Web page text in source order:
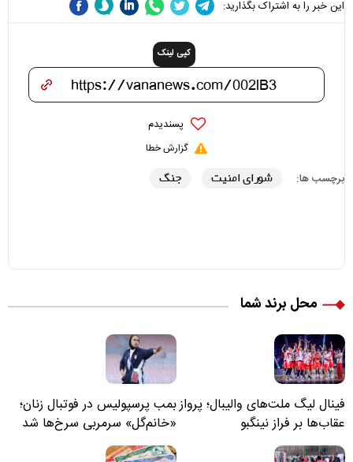
این خبر را به اشتراک بگذارید:
کپی لینک
پسندیدم
گزارش خطا
برچسب ها: شورای امنیت جنگ
محل برند شما
فینال لیگ ملت‌های والیبال؛ پرواز
عقاب‌ها بر فراز نینگبو
بمب پرسپولیس در فوتبال زنان؛
«خانم‌گل» سرمربی سرخ‌ها شد